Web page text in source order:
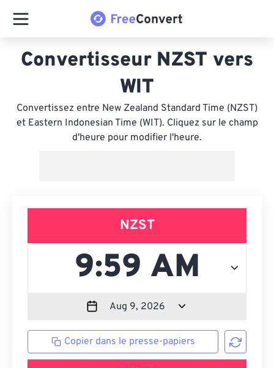
Convertisseur NZST vers
WIT
Convertissez entre New Zealand Standard Time (NZST)
et Eastern Indonesian Time (WIT). Cliquez sur le champ
d'heure pour modifier l'heure.
NZST
Copier dans le presse-papiers